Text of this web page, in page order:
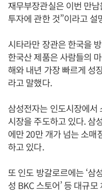
재무부장관실은 이번 만
투자에 관한 것”이라고 설
시타라만 장관은 한국을
한국산 제품은 사람들의
해와 내년 가장 빠르게 성
라고 말했다.
삼성전자는 인도시장에서
시장을 주도하고 있다. 삼
에만 20만 개가 넘는 소매
하고 있다.
또 인도 방갈로르에는 ‘삼
성 BKC 스토어’ 등 대규